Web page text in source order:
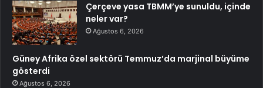
Çerçeve yasa TBMM’ye sunuldu, içinde
neler var?
Ağustos 6, 2026
Güney Afrika özel sektörü Temmuz’da marjinal büyüme
gösterdi
Ağustos 6, 2026